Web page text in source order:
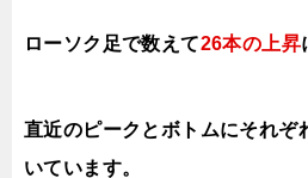
ローソク足で数えて26本の上昇
直近のピークとボトムにそれぞ
いています。